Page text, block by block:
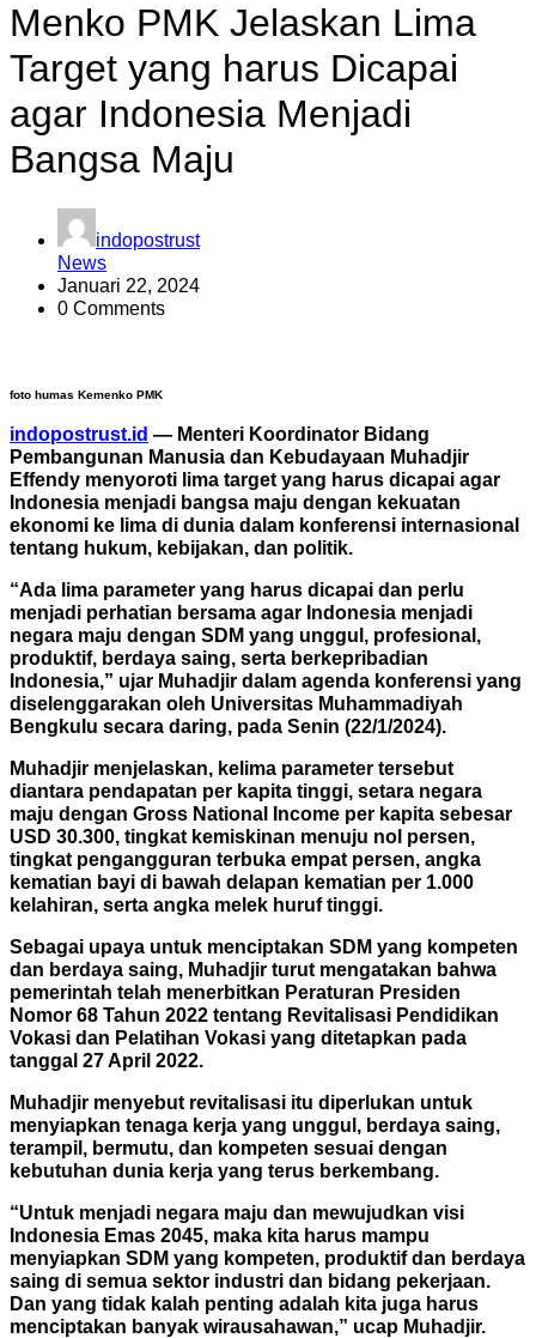
Menko PMK Jelaskan Lima
Target yang harus Dicapai
agar Indonesia Menjadi
Bangsa Maju
indopostrust
News
Januari 22, 2024
0 Comments
foto humas Kemenko PMK
indopostrust.id — Menteri Koordinator Bidang
Pembangunan Manusia dan Kebudayaan Muhadjir
Effendy menyoroti lima target yang harus dicapai agar
Indonesia menjadi bangsa maju dengan kekuatan
ekonomi ke lima di dunia dalam konferensi internasional
tentang hukum, kebijakan, dan politik.
“Ada lima parameter yang harus dicapai dan perlu
menjadi perhatian bersama agar Indonesia menjadi
negara maju dengan SDM yang unggul, profesional,
produktif, berdaya saing, serta berkepribadian
Indonesia,” ujar Muhadjir dalam agenda konferensi yang
diselenggarakan oleh Universitas Muhammadiyah
Bengkulu secara daring, pada Senin (22/1/2024).
Muhadjir menjelaskan, kelima parameter tersebut
diantara pendapatan per kapita tinggi, setara negara
maju dengan Gross National Income per kapita sebesar
USD 30.300, tingkat kemiskinan menuju nol persen,
tingkat pengangguran terbuka empat persen, angka
kematian bayi di bawah delapan kematian per 1.000
kelahiran, serta angka melek huruf tinggi.
Sebagai upaya untuk menciptakan SDM yang kompeten
dan berdaya saing, Muhadjir turut mengatakan bahwa
pemerintah telah menerbitkan Peraturan Presiden
Nomor 68 Tahun 2022 tentang Revitalisasi Pendidikan
Vokasi dan Pelatihan Vokasi yang ditetapkan pada
tanggal 27 April 2022.
Muhadjir menyebut revitalisasi itu diperlukan untuk
menyiapkan tenaga kerja yang unggul, berdaya saing,
terampil, bermutu, dan kompeten sesuai dengan
kebutuhan dunia kerja yang terus berkembang.
“Untuk menjadi negara maju dan mewujudkan visi
Indonesia Emas 2045, maka kita harus mampu
menyiapkan SDM yang kompeten, produktif dan berdaya
saing di semua sektor industri dan bidang pekerjaan.
Dan yang tidak kalah penting adalah kita juga harus
menciptakan banyak wirausahawan,” ucap Muhadjir.